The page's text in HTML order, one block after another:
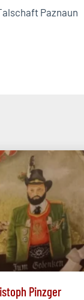
Paznaun
Pinzger